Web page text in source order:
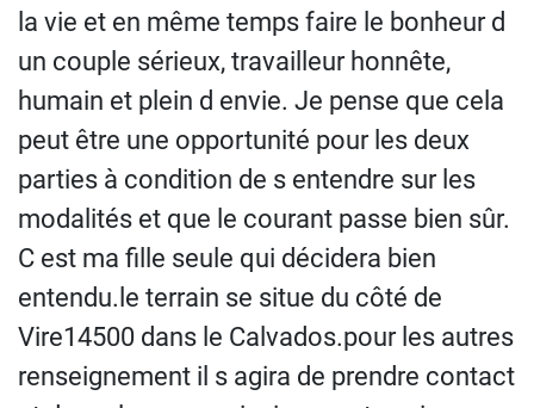
la vie et en même temps faire le bonheur d
un couple sérieux, travailleur honnête,
humain et plein d envie. Je pense que cela
peut être une opportunité pour les deux
parties à condition de s entendre sur les
modalités et que le courant passe bien sûr.
C est ma fille seule qui décidera bien
entendu.le terrain se situe du côté de
Vire14500 dans le Calvados.pour les autres
renseignement il s agira de prendre contact